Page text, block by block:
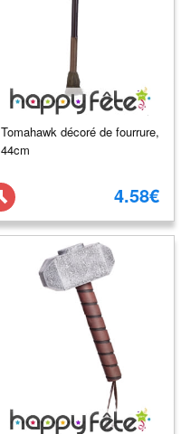
Tomahawk décoré de fourrure,
44cm
4.58€